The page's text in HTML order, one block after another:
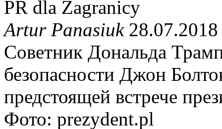
PR dla Zagranicy
Artur Panasiuk28.07.2018
Советник Дональда
безопасности Джон
предстоящей встрече
Фото: prezydent.pl